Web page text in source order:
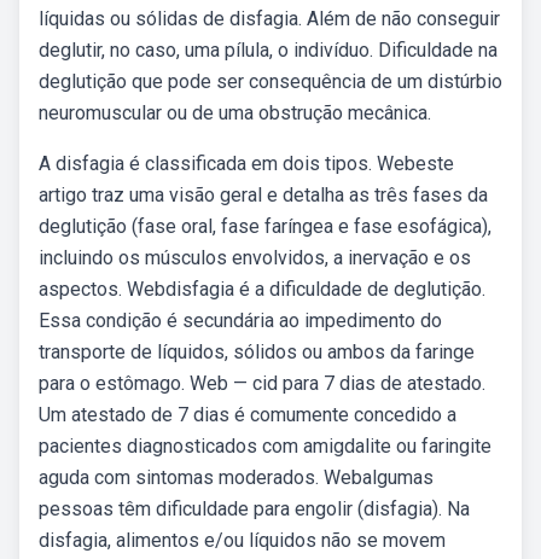
líquidas ou sólidas de disfagia. Além de não conseguir
deglutir, no caso, uma pílula, o indivíduo. Dificuldade na
deglutição que pode ser consequência de um distúrbio
neuromuscular ou de uma obstrução mecânica.
A disfagia é classificada em dois tipos. Webeste
artigo traz uma visão geral e detalha as três fases da
deglutição (fase oral, fase faríngea e fase esofágica),
incluindo os músculos envolvidos, a inervação e os
aspectos. Webdisfagia é a dificuldade de deglutição.
Essa condição é secundária ao impedimento do
transporte de líquidos, sólidos ou ambos da faringe
para o estômago. Web — cid para 7 dias de atestado.
Um atestado de 7 dias é comumente concedido a
pacientes diagnosticados com amigdalite ou faringite
aguda com sintomas moderados. Webalgumas
pessoas têm dificuldade para engolir (disfagia). Na
disfagia, alimentos e/ou líquidos não se movem